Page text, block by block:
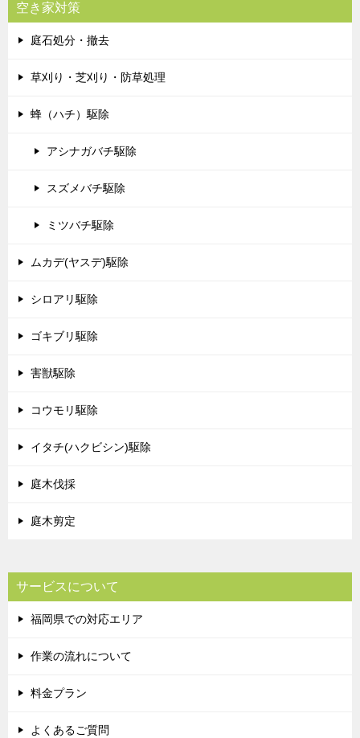
空き家対策
庭石処分・撤去
草刈り・芝刈り・防草処理
蜂（ハチ）駆除
アシナガバチ駆除
スズメバチ駆除
ミツバチ駆除
ムカデ(ヤスデ)駆除
シロアリ駆除
ゴキブリ駆除
害獣駆除
コウモリ駆除
イタチ(ハクビシン)駆除
庭木伐採
庭木剪定
サービスについて
福岡県での対応エリア
作業の流れについて
料金プラン
よくあるご質問